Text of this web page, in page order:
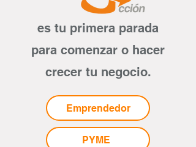
es tu primera parada
para comenzar o hacer
crecer tu negocio.
Emprendedor
PYME